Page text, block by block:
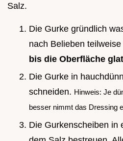
Salz.
Die Gurke gründlich
nach Belieben
bis die Oberfläche
Die Gurke in
schneiden. Hinweis: Je
besser nimmt das Dressing
Die Gurkenscheiben in